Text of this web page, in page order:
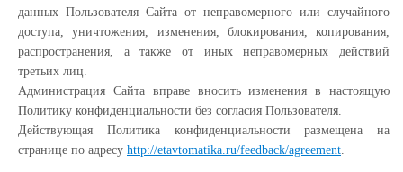
данных Пользователя Сайта от неправомерного или случайного
доступа, уничтожения, изменения, блокирования, копирования,
распространения, а также от иных неправомерных действий
третьих лиц.
Администрация Сайта вправе вносить изменения в настоящую
Политику конфиденциальности без согласия Пользователя.
Действующая Политика конфиденциальности размещена на
странице по адресу http://etavtomatika.ru/feedback/agreement.